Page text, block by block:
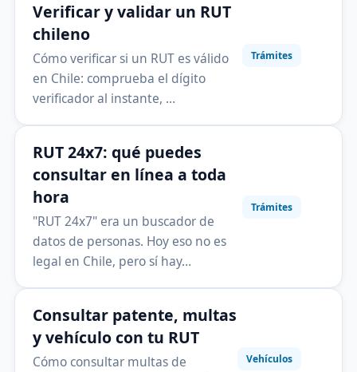
Verificar y validar un RUT
chileno
Cómo verificar si un RUT es válido
en Chile: comprueba el dígito
verificador al instante, …
Trámites
RUT 24x7: qué puedes
consultar en línea a toda
hora
"RUT 24x7" era un buscador de
datos de personas. Hoy eso no es
legal en Chile, pero sí hay…
Trámites
Consultar patente, multas
y vehículo con tu RUT
Cómo consultar multas de
Vehículos